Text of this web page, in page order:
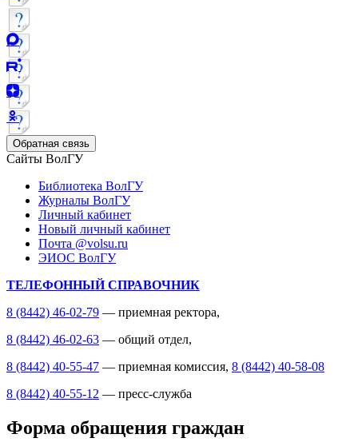
Обратная связь
Сайты ВолГУ
Библиотека ВолГУ
Журналы ВолГУ
Личный кабинет
Новый личный кабинет
Почта @volsu.ru
ЭИОС ВолГУ
ТЕЛЕФОННЫЙ СПРАВОЧНИК
8 (8442) 46-02-79 — приемная ректора,
8 (8442) 46-02-63 — общий отдел,
8 (8442) 40-55-47 — приемная комиссия, 8 (8442) 40-58-08
8 (8442) 40-55-12 — пресс-служба
Форма обращения граждан